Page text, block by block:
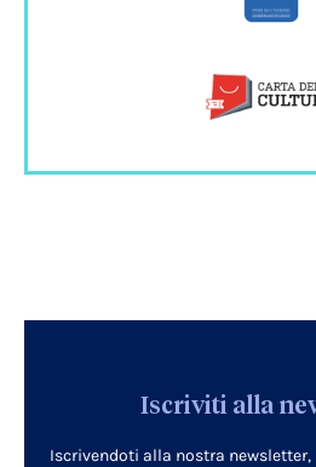
Iscriviti alla
Iscrivendoti alla nostra